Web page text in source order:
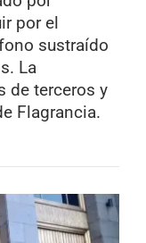
por el
sustraído
La
de terceros y
Flagrancia.